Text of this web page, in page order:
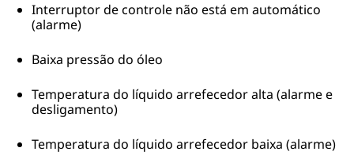
Interruptor de controle não está em automático
(alarme)
Baixa pressão do óleo
Temperatura do líquido arrefecedor alta (alarme e
desligamento)
Temperatura do líquido arrefecedor baixa (alarme)